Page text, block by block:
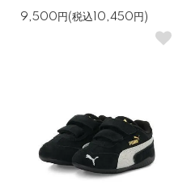
9,500円(税込10,450円)